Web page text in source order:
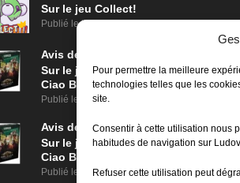
Pour permettre la meilleure
technologies telles que les
site.
Consentir à cette utilisation nous
habitudes de navigation sur
Refuser cette utilisation peut
Sur le jeu Collect!
Publié leil y a 11 heures
Avis de
Sur le jeu Detective Box -
Ciao Bella
Publié le il y a 1 jour
Avis de
morlockbob
Sur le jeu Detective Box -
Ciao Bella
Publié le il y a 1 jour
80%